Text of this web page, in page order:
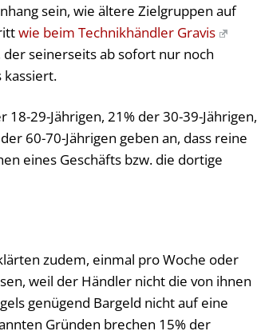
sein, wie ältere Zielgruppen auf
wie beim Technikhändler Gravis
der seinerseits ab sofort nur noch
kassiert.
29-Jährigen, 21% der 30-39-Jährigen,
60-70-Jährigen geben an, dass reine
eines Geschäfts bzw. die dortige
zudem, einmal pro Woche oder
weil der Händler nicht die von ihnen
genügend Bargeld nicht auf eine
Gründen brechen 15% der